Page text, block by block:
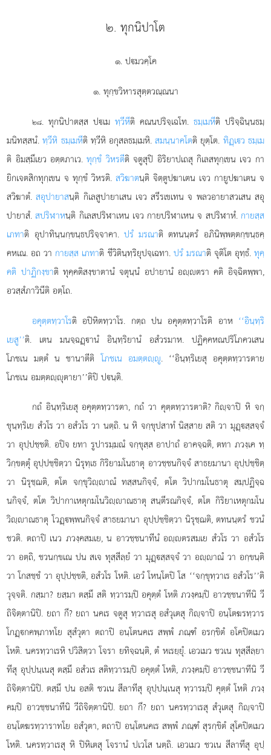
๒. ทุกนิปาโต
๑. ปมวคฺโค
๑. ทุกฺขวิหารสุตฺตวณฺณนา
๒๘. ทุกนิปาตสฺส ปเม ทฺวีหีติ คณนปริจฺเฉโท. ธมฺเมหีติ ปริจฺฉินฺนธมฺ
มนิทสฺสนํ.ทฺวีหิ ธมฺเมหีติ ทฺวีหิ อกุสลธมฺเมหิ.สมนฺนาคโตติ ยุตฺโต. ทิฏฺเว ธมฺเม
ติ อิมสฺมึเยว อตฺตภาเว.ทุกฺขํ วิหรตีติ จตูสุปิ อิริยาปเถสุ กิเลสทุกฺเขน เจว กา
ยิกเจตสิกทุกฺเขน จ ทุกฺขํ วิหรติ. สวิฆาตนฺติ จิตฺตูปฆาเตน เจว กายูปฆาเตน จ
สวิฆาตํ.สอุปายาสนฺติ กิเลสูปายาเสน เจว สรีรเขเทน จ พลวอายาสวเสน สอุ
ปายาสํ.สปริฬาหนฺติ กิเลสปริฬาเหน เจว กายปริฬาเหน จ สปริฬาหํ. กายสฺส
เภทาติ อุปาทินฺนกฺขนฺธปริจฺจาคา. ปรํ มรณาติ ตทนนฺตรํ อภินิพฺพตฺตกฺขนฺธคฺ
คหเณ. อถ วา กายสฺส เภทาติ ชีวิตินฺทฺริยุปจฺเฉทา. ปรํ มรณาติ จุติโต อุทฺธํ. ทุคฺ
คติ ปาฏิกงฺขาติ ทุคฺคติสงฺขาตานํ จตุนฺนํ อปายานํ อฺตรา คติ อิจฺฉิตพฺพา,
อวสฺสํภาวินีติ อตฺโถ.
อคุตฺตทฺวาโรติ อปิหิตทฺวาโร. กตฺถ ปน อคุตฺตทฺวาโรติ อาห ‘‘อินฺทฺริ
เยสู’’ติ. เตน มนจฺฉฏฺานํ อินฺทฺริยานํ อสํวรมาห. ปฏิคฺคหณปริโภควเสน
โภชเน มตฺตํ น ชานาตีติโภชเน อมตฺตฺู. ‘‘อินฺทฺริเยสุ อคุตฺตทฺวารตาย
โภชเน อมตฺตฺุตายา’’ติปิ ปนฺติ.
กถํ อินฺทฺริเยสุ อคุตฺตทฺวารตา, กถํ วา คุตฺตทฺวารตาติ? กิฺจาปิ หิ จกฺ
ขุนฺทฺริเย สํวโร วา อสํวโร วา นตฺถิ. น หิ จกฺขุปสาทํ นิสฺสาย สติ วา มุฏฺสฺสจฺจํ
วา อุปฺปชฺชติ. อปิจ ยทา รูปารมฺมณํ จกฺขุสฺส อาปาถํ อาคจฺฉติ, ตทา ภวงฺเค ทฺ
วิกฺขตฺตุํ อุปฺปชฺชิตฺวา นิรุทฺเธ กิริยามโนธาตุ อาวชฺชนกิจฺจํ สาธยมานา อุปฺปชฺชิตฺ
วา นิรุชฺฌติ, ตโต จกฺขุวิฺาณํ ทสฺสนกิจฺจํ, ตโต วิปากมโนธาตุ สมฺปฏิจฺฉ
นกิจฺจํ, ตโต วิปากาเหตุกมโนวิฺาณธาตุ สนฺตีรณกิจฺจํ, ตโต กิริยาเหตุกมโน
วิฺาณธาตุ โวฏฺพฺพนกิจฺจํ สาธยมานา อุปฺปชฺชิตฺวา นิรุชฺฌติ, ตทนนฺตรํ ชวนํ
ชวติ. ตถาปิ เนว ภวงฺคสมเย, น อาวชฺชนาทีนํ อฺตรสมเย สํวโร วา อสํวโร
วา อตฺถิ, ชวนกฺขเณ ปน สเจ ทุสฺสีลฺยํ วา มุฏฺสฺสจฺจํ วา อฺาณํ วา อกฺขนฺติ
วา โกสชฺชํ วา อุปฺปชฺชติ, อสํวโร โหติ. เอวํ โหนฺโตปิ โส ‘‘จกฺขุทฺวาเร อสํวโร’’ติ
วุจฺจติ. กสฺมา? ยสฺมา ตสฺมึ สติ ทฺวารมฺปิ อคุตฺตํ โหติ ภวงฺคมฺปิ อาวชฺชนาทีนิ วี
ถิจิตฺตานิปิ. ยถา กึ? ยถา นคเร จตูสุ ทฺวาเรสุ อสํวุเตสุ กิฺจาปิ อนฺโตฆรทฺวาร
โกฏฺกคพฺภาทโย สุสํวุตา ตถาปิ อนฺโตนคเร สพฺพํ ภณฺฑํ อรกฺขิตํ อโคปิตเมว
โหติ. นครทฺวาเรหิ ปวิสิตฺวา โจรา ยทิจฺฉนฺติ, ตํ หเรยฺยุํ. เอวเมว ชวเน ทุสฺสีลฺยา
ทีสุ อุปฺปนฺเนสุ ตสฺมึ อสํวเร สติทฺวารมฺปิ อคุตฺตํ โหติ, ภวงฺคมฺปิ อาวชฺชนาทีนิ วี
ถิจิตฺตานิปิ. ตสฺมึ ปน อสติ ชวเน สีลาทีสุ อุปฺปนฺเนสุ ทฺวารมฺปิ คุตฺตํ โหติ ภวงฺ
คมฺปิ อาวชฺชนาทีนิ วีถิจิตฺตานิปิ. ยถา กึ? ยถา นครทฺวาเรสุ สํวุเตสุ กิฺจาปิ
อนฺโตฆรทฺวาราทโย อสํวุตา, ตถาปิ อนฺโตนคเร สพฺพํ ภณฺฑํ สุรกฺขิตํ สุโคปิตเมว
โหติ. นครทฺวาเรสุ หิ ปิหิเตสุ โจรานํ ปเวโส นตฺถิ. เอวเมว ชวเน สีลาทีสุ อุปฺ